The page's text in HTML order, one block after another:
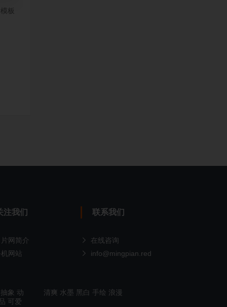
板
注我们
网简介
网站
联系我们
在线咨询
info@mingpian.red
抽象 动
可爱
清爽 水墨 黑白 手绘 浪漫